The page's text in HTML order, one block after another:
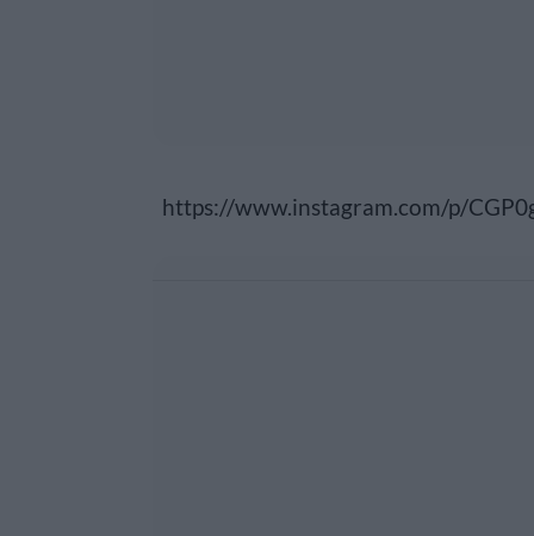
https://www.instagram.com/p/